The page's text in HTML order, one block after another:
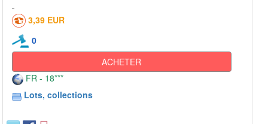
3,39 EUR
0
ACHETER
FR - 18***
Lots, collections